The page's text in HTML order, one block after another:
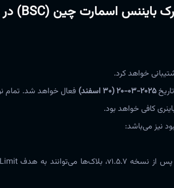
خواهد کرد.
2025-03-20 (30 اسفند)